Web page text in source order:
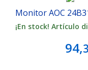
Monitor AOC
¡En stock! Artículo
94,